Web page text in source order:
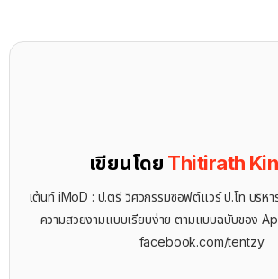
เขียนโดย Thitirath
เต้นท์ iMoD : ป.ตรี วิศวกรรมซอฟต์แวร์ ป.โท บริห
ความสวยงามแบบเรียบง่าย ตามแบบฉบับของ
facebook.com/tentzy